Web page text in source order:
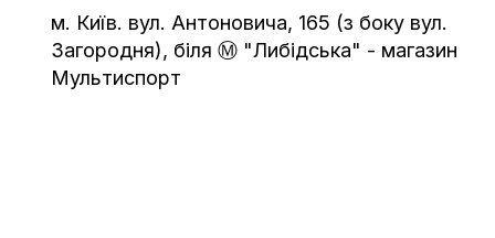
м. Київ. вул. Антоновича, 165 (з боку вул.
Загородня), біля Ⓜ️ "Либідська" - магазин
Мультиспорт